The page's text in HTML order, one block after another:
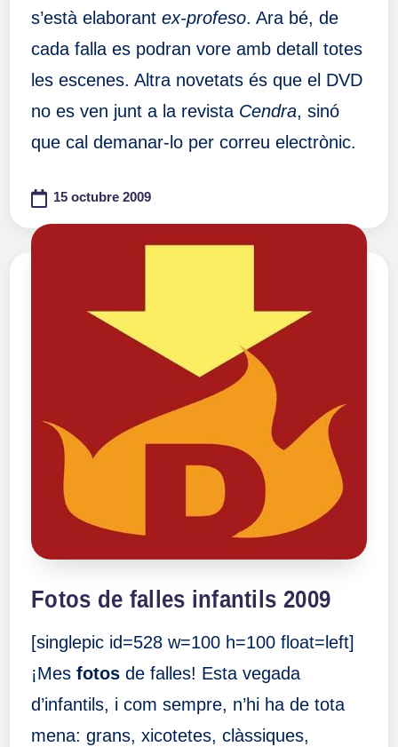
s’està elaborant ex-profeso. Ara bé, de
cada falla es podran vore amb detall totes
les escenes. Altra novetats és que el DVD
no es ven junt a la revista Cendra, sinó
que cal demanar-lo per correu electrònic.
15 octubre 2009
Fotos de falles infantils 2009
[singlepic id=528 w=100 h=100 float=left]
¡Mes fotosde falles! Esta vegada
d’infantils, i com sempre, n’hi ha de tota
mena: grans, xicotetes, clàssiques,